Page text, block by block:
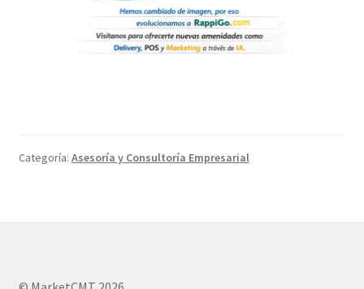
Categoría: Asesoría y Consultoría Empresarial